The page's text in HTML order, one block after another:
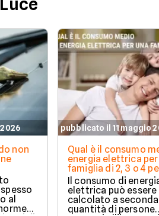
non
al
pubblicato il 11 maggio
Qual è il consumo
energia elettrica per
famiglia di 2, 3 o 4
Il consumo di
elettrica può essere
calcolato a
quantità di persone